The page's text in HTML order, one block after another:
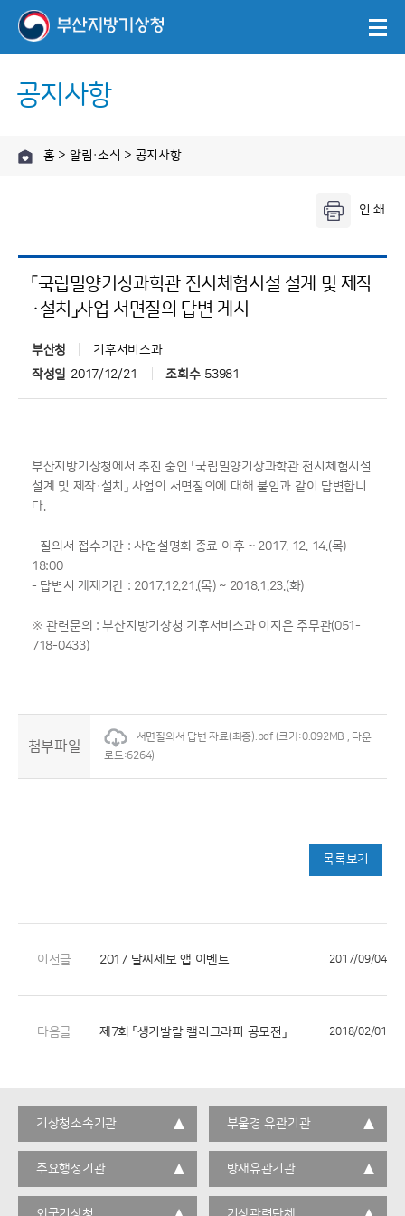
공지사항
홈 > 알림·소식 > 공지사항
「국립밀양기상과학관 전시체험시설 설계 및 제작
·설치」사업 서면질의 답변 게시
부산청
기후서비스과
작성일 2017/12/21 조회수 53981
부산지방기상청에서 추진 중인 「국립밀양기상과학관 전시체험시설
설계 및 제작·설치」 사업의 서면질의에 대해 붙임과 같이 답변합니
다.
- 질의서 접수기간 : 사업설명회 종료 이후 ~ 2017. 12. 14.(목)
18:00
- 답변서 게제기간 : 2017.12.21.(목) ~ 2018.1.23.(화)
※ 관련문의 : 부산지방기상청 기후서비스과 이지은 주무관(051-
718-0433)
첨부파일
서면질의서 답변 자료(최종).pdf (크기:0.092MB , 다운
로드:6264)
목록보기
이전글 2017 날씨제보 앱 이벤트 2017/09/04
다음글 제7회 「생기발랄 캘리그라피 공모전」 2018/02/01
기상청소속기관 부울경 유관기관
주요행정기관 방재유관기관